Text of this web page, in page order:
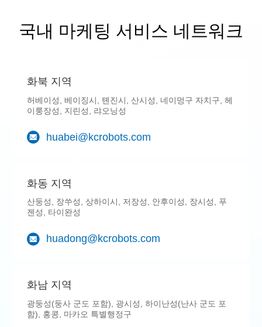
국내 마케팅 서비스 네트워크
화북 지역
허베이성, 베이징시, 톈진시, 산시성, 네이멍구 자치구, 헤
이룽장성, 지린성, 랴오닝성
huabei@kcrobots.com
화동 지역
산둥성, 장쑤성, 상하이시, 저장성, 안후이성, 장시성, 푸
젠성, 타이완성
huadong@kcrobots.com
화남 지역
광둥성(둥사 군도 포함), 광시성, 하이난성(난사 군도 포
함), 홍콩, 마카오 특별행정구